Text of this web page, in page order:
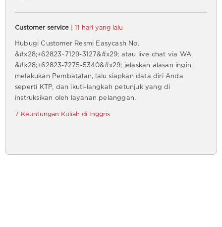
Customer service | 11 hari yang lalu
Hubugi Customer Resmi Easycash No.
&#x28;+62823~7129-3127&#x29; atau live chat via WA,
&#x28;+62823-7275-5340&#x29; jelaskan alasan ingin
melakukan Pembatalan, lalu siapkan data diri Anda
seperti KTP, dan ikuti-langkah petunjuk yang di
instruksikan oleh layanan pelanggan.
7 Keuntungan Kuliah di Inggris